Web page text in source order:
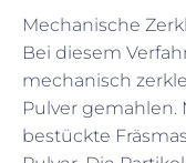
Mechanische
Bei diesem
mechanisch
Pulver gemahlen.
bestückte